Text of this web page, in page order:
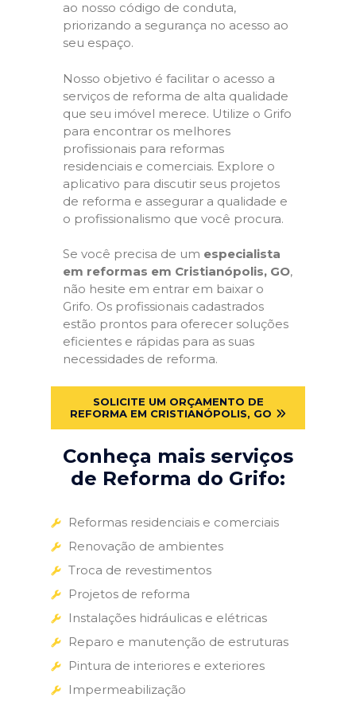
ao nosso código de conduta,
priorizando a segurança no acesso ao
seu espaço.
Nosso objetivo é facilitar o acesso a
serviços de reforma de alta qualidade
que seu imóvel merece. Utilize o Grifo
para encontrar os melhores
profissionais para reformas
residenciais e comerciais. Explore o
aplicativo para discutir seus projetos
de reforma e assegurar a qualidade e
o profissionalismo que você procura.
Se você precisa de um especialista
em reformas em Cristianópolis, GO,
não hesite em entrar em baixar o
Grifo. Os profissionais cadastrados
estão prontos para oferecer soluções
eficientes e rápidas para as suas
necessidades de reforma.
SOLICITE UM ORÇAMENTO DE
REFORMA EM CRISTIANÓPOLIS, GO
Conheça mais serviços
de Reforma do Grifo:
Reformas residenciais e comerciais
Renovação de ambientes
Troca de revestimentos
Projetos de reforma
Instalações hidráulicas e elétricas
Reparo e manutenção de estruturas
Pintura de interiores e exteriores
Impermeabilização